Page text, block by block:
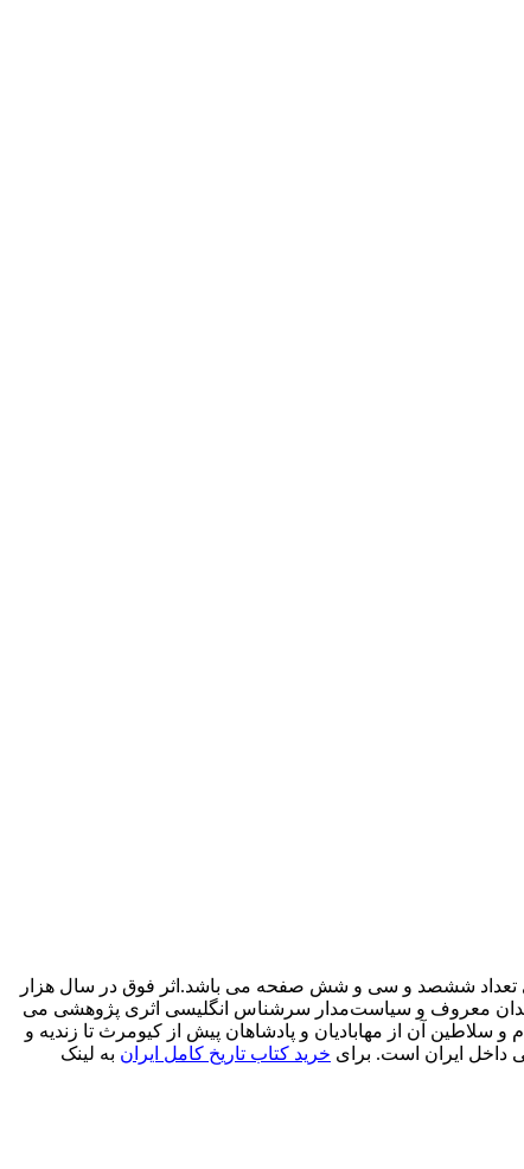
تعداد ششصد و سی و شش صفحه می باشد.اثر فوق در سال هزار
معروف و سياست‌مدار سرشناس انگليسی اثرى پژوهشی می
سلاطین آن از مهابادیان و پادشاهان پیش از کیومرث تا زندیه و
داخل ایران است. برای خرید کتاب تاریخ کامل ایران به لینک